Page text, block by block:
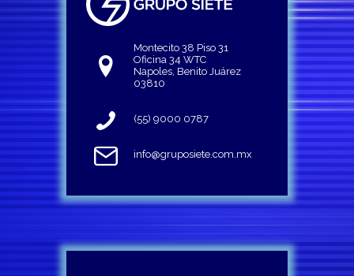
Montecito 38 Piso 31
Oficina 34 WTC
Napoles, Benito Juárez
03810
(55) 9000 0787
info@gruposiete.com.mx